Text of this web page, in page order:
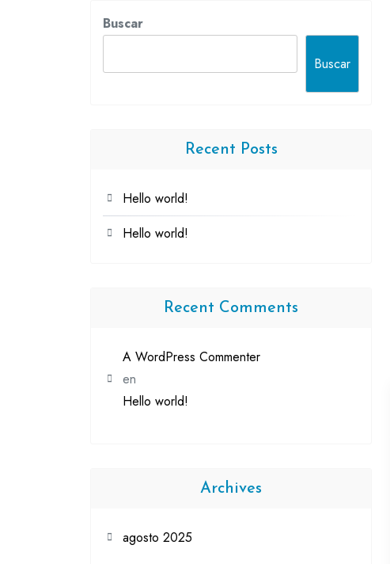
Buscar
Buscar
Recent Posts
Hello world!
Hello world!
Recent Comments
A WordPress Commenter
en
Hello world!
Archives
agosto 2025